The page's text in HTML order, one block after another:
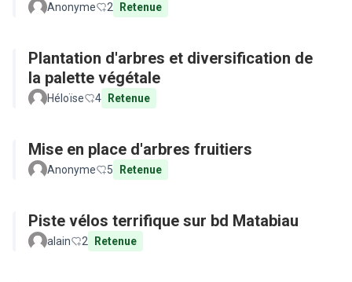
Anonyme 2 Retenue
Plantation d'arbres et diversification de
la palette végétale
Héloïse 4 Retenue
Mise en place d'arbres fruitiers
Anonyme 5 Retenue
Piste vélos terrifique sur bd Matabiau
alain 2 Retenue